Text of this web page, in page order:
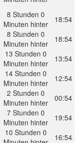
8 Stunden 0
Minuten hinter
18:54
8 Stunden 0
Minuten hinter
18:54
13 Stunden 0
Minuten hinter
13:54
14 Stunden 0
Minuten hinter
12:54
2 Stunden 0
Minuten hinter
00:54
7 Stunden 0
Minuten hinter
19:54
10 Stunden 0
16:54